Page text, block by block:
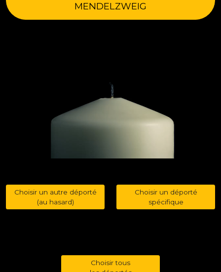
MENDELZWEIG
Choisir un autre déporté
(au hasard)
Choisir un déporté
spécifique
Choisir tous